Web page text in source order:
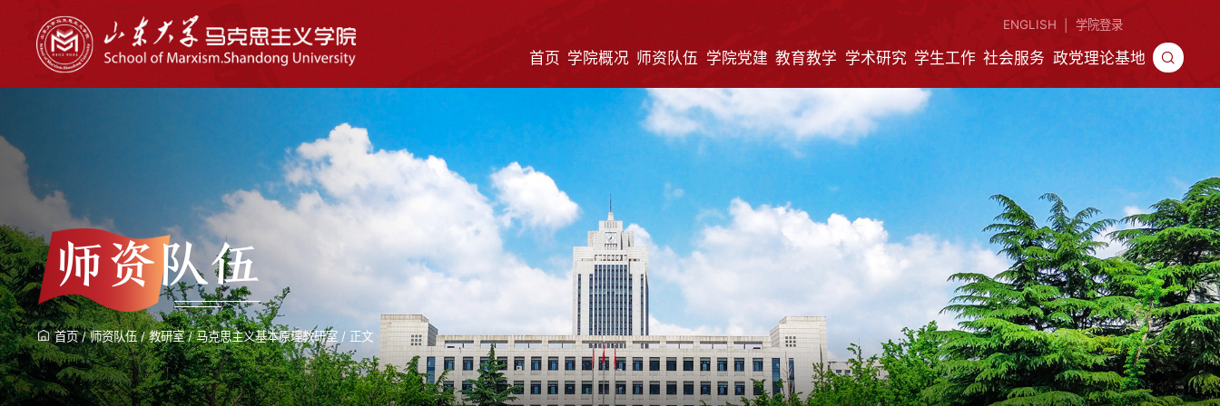
ENGLISH 学院登录
首页 学院概况 师资队伍 学院党建 教育教学 学术研究 学生工作 社会服务 政党理论基地
师资队伍
首页/师资队伍/教研室/马克思主义基本原理教研室 / 正文